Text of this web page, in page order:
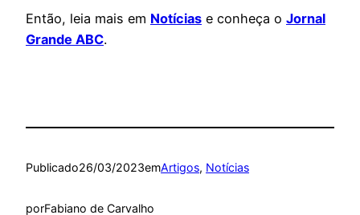
Então, leia mais em Notícias e conheça o Jornal
Grande ABC.
Publicado26/03/2023emArtigos, Notícias
porFabiano de Carvalho